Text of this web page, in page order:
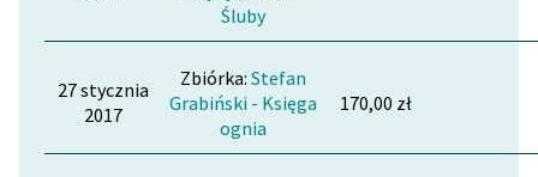
Śluby
27 stycznia
2017
Zbiórka: Stefan
Grabiński - Księga
ognia
170,00 zł